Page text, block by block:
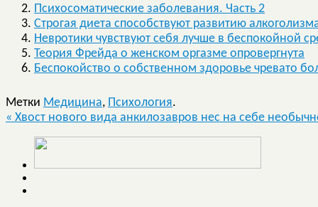
Психосоматические заболевания. Часть 2
Строгая диета способствуют развитию
Невротики чувствуют себя лучше в беспокойной
Теория Фрейда о женском оргазме опровергнута
Беспокойство о собственном здоровье чревато
Метки Медицина, Психология.
« Хвост нового вида анкилозавров нес на себе